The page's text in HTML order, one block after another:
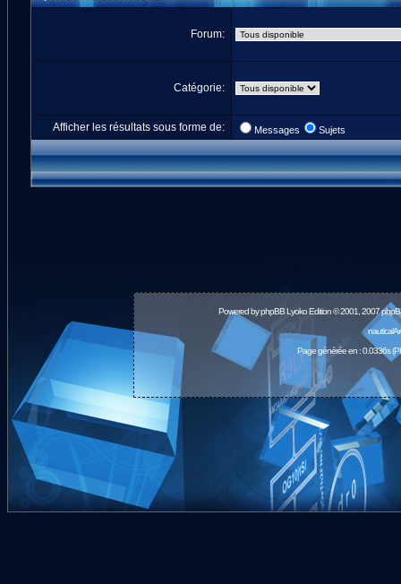
Forum:
Catégorie:
Afficher les résultats sous forme de: Messages Sujets
Powered byphpBBLyoko Edition © 2001, 2007
Page générée en : 0.0336s